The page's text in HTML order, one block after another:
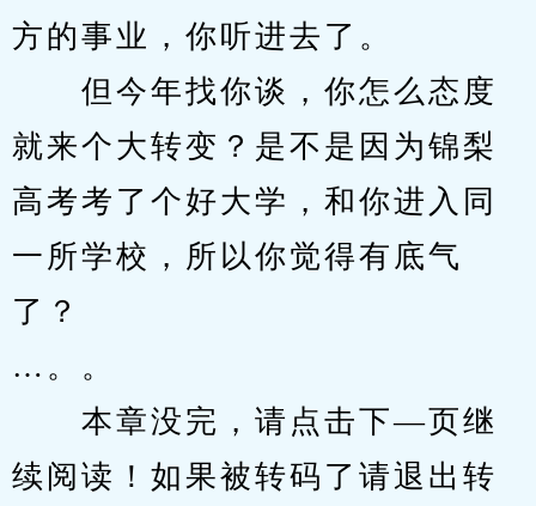
方的事业，你听进去了。
但今年找你谈，你怎么态度
就来个大转变？是不是因为锦梨
高考考了个好大学，和你进入同
一所学校，所以你觉得有底气
了？
…。。
本章没完，请点击下—页继
续阅读！如果被转码了请退出转